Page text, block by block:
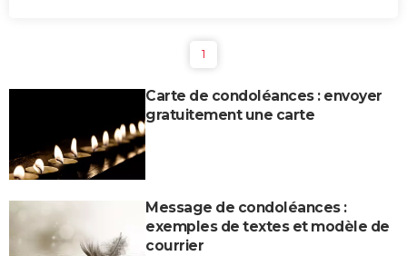
1
Carte de condoléances : envoyer
gratuitement une carte
Message de condoléances :
exemples de textes et modèle de
courrier